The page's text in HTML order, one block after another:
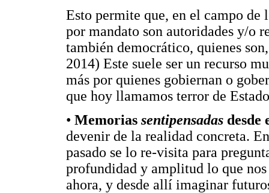
Esto permite que, en el campo
por mandato son autoridades y/o
también democrático, quienes
2014) Este suele ser un recurso
más por quienes gobiernan o
que hoy llamamos terror de
• Memorias sentipensadas desde
devenir de la realidad concreta.
pasado se lo re-visita para
profundidad y amplitud lo que
ahora, y desde allí imaginar